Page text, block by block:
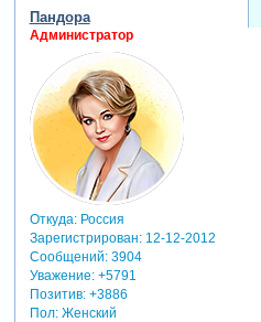
Пандора
Администратор
Откуда:Россия
Зарегистрирован: 12-12-2012
Сообщений:3904
Уважение: +5791
Позитив: +3886
Пол:Женский